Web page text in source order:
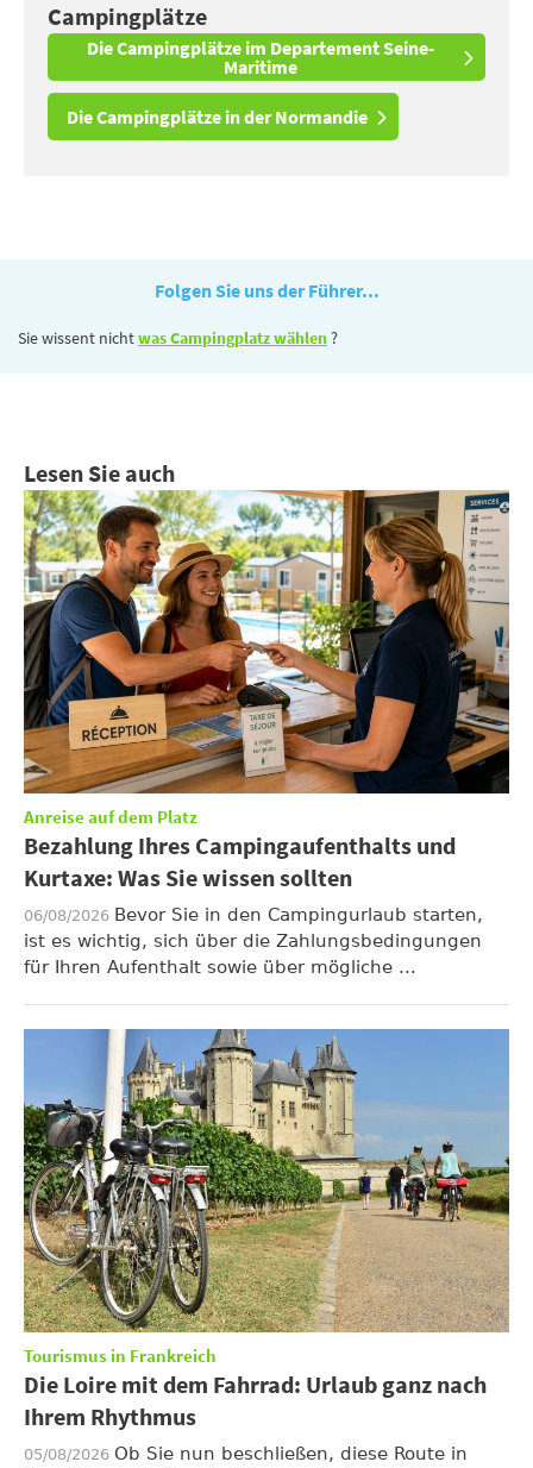
Campingplätze
Die Campingplätze im Departement Seine-
Maritime
Die Campingplätze in der Normandie
Folgen Sie uns der Führer...
Sie wissent nichtwas Campingplatz wählen?
Lesen Sie auch
Anreise auf dem Platz
Bezahlung Ihres Campingaufenthalts und
Kurtaxe: Was Sie wissen sollten
06/08/2026 Bevor Sie in den Campingurlaub starten,
ist es wichtig, sich über die Zahlungsbedingungen
für Ihren Aufenthalt sowie über mögliche ...
Tourismus in Frankreich
Die Loire mit dem Fahrrad: Urlaub ganz nach
Ihrem Rhythmus
05/08/2026 Ob Sie nun beschließen, diese Route in